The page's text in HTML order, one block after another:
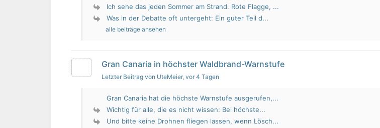
Ich sehe das jeden Sommer am Strand. Rote Flagge, ...
Was in der Debatte oft untergeht: Ein guter Teil d...
alle beiträge ansehen
Gran Canaria in höchster Waldbrand-Warnstufe
Letzter Beitrag von UteMeier, vor 4 Tagen
Gran Canaria hat die höchste Warnstufe ausgerufen,...
Wichtig für alle, die es nicht wissen: Bei höchste...
Und bitte keine Drohnen fliegen lassen, wenn Lösch...